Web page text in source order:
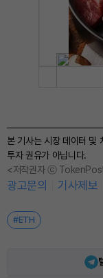
본 기사는 시장 데이터 및
투자 권유가 아닙니다.
<저작권자 ⓒ
광고문의 기사제보
#ETH